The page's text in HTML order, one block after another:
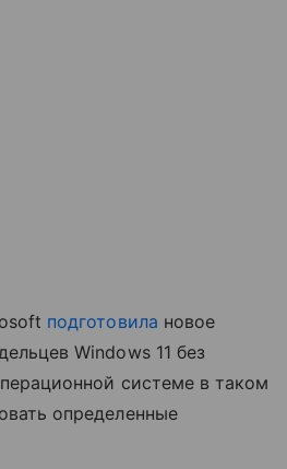
подготовила новое
Windows 11 без
системе в таком
определенные